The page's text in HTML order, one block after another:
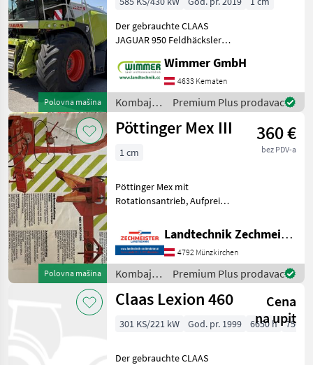
Polovna mašina
Der gebrauchte CLAAS
JAGUAR 950 Feldhäcksler
perfekte Wahl für
leistungsstarke und
wirtschaftliche
Erntearbeiten. Mit 2.817
Motorstunden un
Wimmer GmbH
4633 Kematen
Kombajni
/ Claas
Premium Plus prodavac
Polovna mašina
Pöttinger Mex III 360 €
bez PDV-a
1 cm
Pöttinger Mex mit
Rotationsantrieb, Aufpreis
Konstrukcija/ karoserija:
Vučeno, Priključno vratilo
(kardan) Kombajni Silažni
kombajni (kombajni za
Landtechnik Zechmeister GmbH & Co KG
4792 Münzkirchen
Kombajni
/
Pöttinger
Premium Plus prodavac
Claas Lexion 460
Cena
na upit
301 KS/221 kW God. pr. 1999 6650 h 750
Der gebrauchte CLAAS